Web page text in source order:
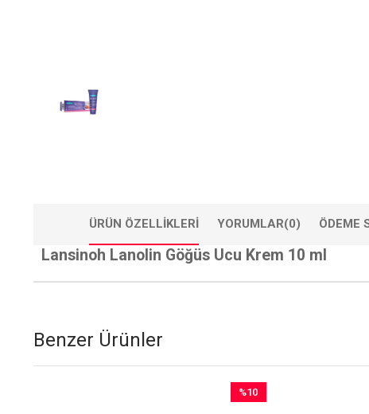
ÜRÜN ÖZELLIKLERI YORUMLAR(0) ÖDEME
Lansinoh Lanolin Göğüs Ucu Krem 10 ml
Benzer Ürünler
%10